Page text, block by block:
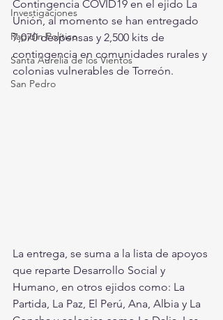
Investigaciones
Rapidín Político
Santa Aurelia de los Vientos
San Pedro
Contingencia COVID19 en el ejido La
Unión, al momento se han entregado
7,070 despensas y 2,500 kits de
contingencia en comunidades rurales y
colonias vulnerables de Torreón.
La entrega, se suma a la lista de apoyos
que reparte Desarrollo Social y
Humano, en otros ejidos como: La
Partida, La Paz, El Perú, Ana, Albia y La